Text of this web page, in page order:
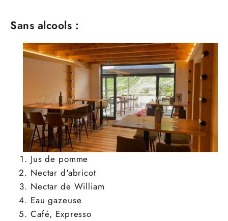
Sans alcools :
Jus de pomme
Nectar d'abricot
Nectar de William
Eau gazeuse
Café, Expresso